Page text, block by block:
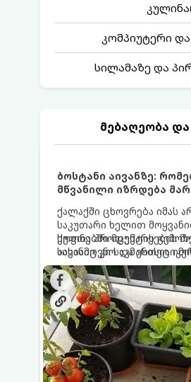
კომპიუტერი
სილამაზე და
მებაღეობა
ბოსტანი აივანზე:
მწვანილი იზრდება
ქალაქში ცხოვრება იმას
საკუთარი ხელით
სუფთა პროდუქტის
აივანიც კი საკმარისია
მოიწყოთ მინი-ბოსტანი,
ყოველდღიურად ახალ,
და ბოსტნეულს მოკრეფთ.
ქოთნებში მცენარეების
სასიამოვნო და
იცოდეთ, რომელი
ქოთნის პირობებს
მოუაროთ მათ სწორად.